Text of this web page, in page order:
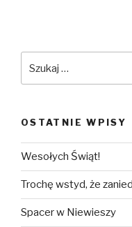
OSTATNIE WPISY
Wesołych Świąt!
Trochę wstyd, że
Spacer w Niewieszy